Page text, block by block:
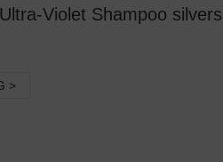
Violet Shampoo
>